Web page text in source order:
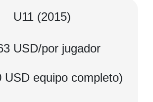
U11 (2015)
USD/por jugador
USD equipo completo)